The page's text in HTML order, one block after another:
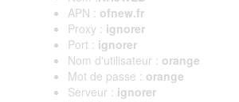
APN : ofnew.fr
Proxy : ignorer
Port : ignorer
Nom d'utilisateur : orange
Mot de passe : orange
Serveur : ignorer